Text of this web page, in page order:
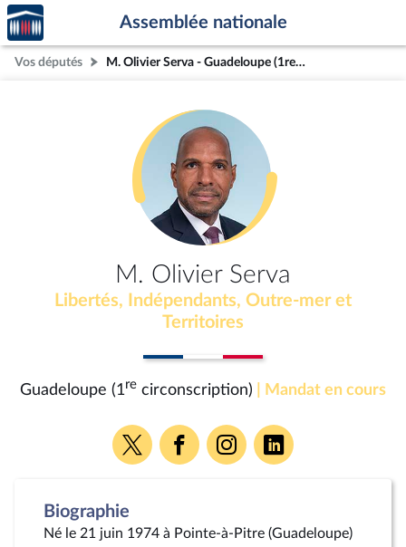
Aller au contenu
Aller en bas de la page
Accèder
à la
page
d'accueil
Assemblée nationale
Vos députés M. Olivier Serva - Guadeloupe (1re circonscription)
M. Olivier Serva
Libertés, Indépendants, Outre-mer et
Territoires
Guadeloupe (1re circonscription) | Mandat en cours
Voir
la
Voir
la
Voir
la
Voir
la
Biographie
Né le 21 juin 1974 à Pointe-à-Pitre (Guadeloupe)